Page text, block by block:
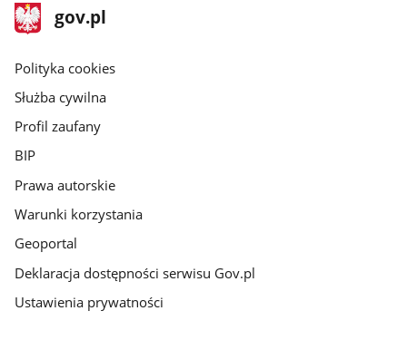
stopka
gov.pl
Strona
gov.pl
gov.pl
Polityka cookies
Służba cywilna
Profil zaufany
BIP
Prawa autorskie
Warunki korzystania
Geoportal
Deklaracja dostępności serwisu Gov.pl
Ustawienia prywatności